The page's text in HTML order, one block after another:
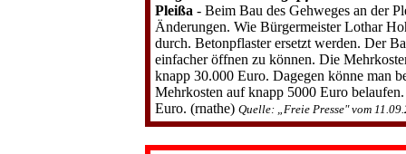
Pleißa - Beim Bau des Gehweges an der
Änderungen. Wie Bürgermeister Lothar
durch. Betonpflaster ersetzt werden. Der
einfacher öffnen zu können. Die
knapp 30.000 Euro. Dagegen könne man
Mehrkosten auf knapp 5000 Euro
Euro. (rnathe) Quelle: „Freie Presse" vom